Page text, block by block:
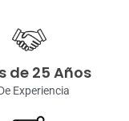
de 25 Años
Experiencia